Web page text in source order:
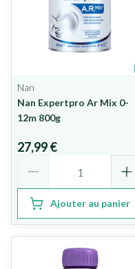
Nan
Nan Expertpro Ar Mix 0-
12m 800g
27,99 €
Ajouter au panier